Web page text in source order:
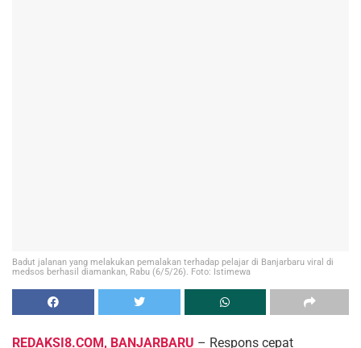
Badut jalanan yang melakukan pemalakan terhadap pelajar di Banjarbaru viral di
medsos berhasil diamankan, Rabu (6/5/26). Foto: Istimewa
REDAKSI8.COM, BANJARBARU – Respons cepat